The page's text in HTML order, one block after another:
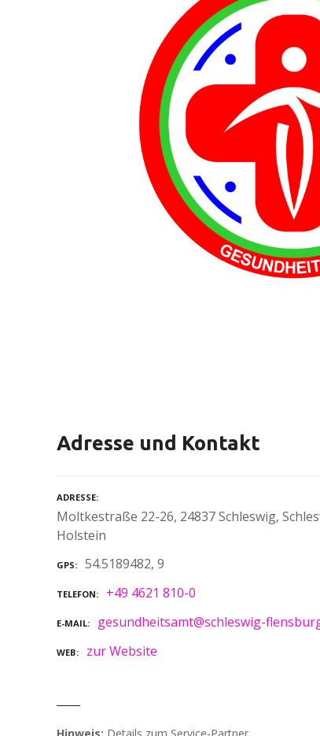
Adresse und Kontakt
ADRESSE
Moltkestraße 22-26, 24837 Schleswig,
Holstein
GPS 54.5189482, 9
TELEFON +49 4621 810-0
E-MAIL gesundheitsamt@schleswig-
WEB zur Website
Hinweis: Details zum Service-Partner.